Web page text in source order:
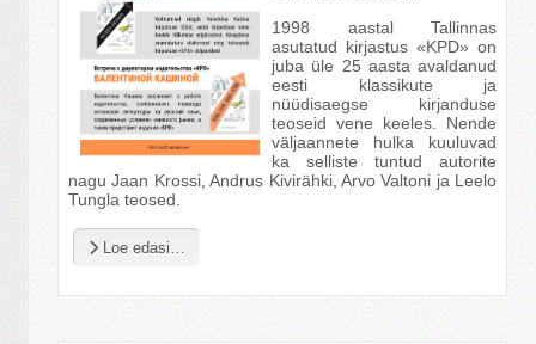
1998 aastal Tallinnas
asutatud kirjastus «KPD» on
juba üle 25 aasta avaldanud
eesti klassikute ja
nüüdisaegse kirjanduse
teoseid vene keeles. Nende
väljaannete hulka kuuluvad
ka selliste tuntud autorite
nagu Jaan Krossi, Andrus Kivirähki, Arvo Valtoni ja Leelo
Tungla teosed.
Loe edasi…